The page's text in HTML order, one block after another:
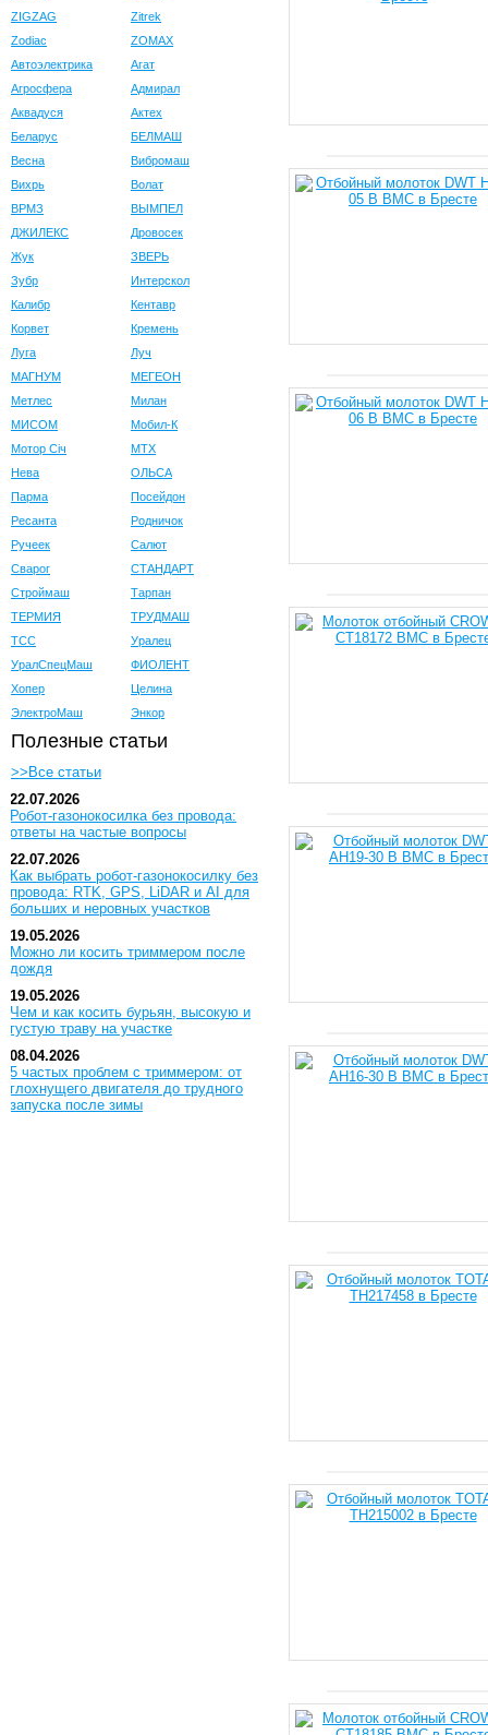
ZIGZAG
Zitrek
Zodiac
ZOMAX
Автоэлектрика
Агат
Агросфера
Адмирал
Аквадуся
Актех
Беларус
БЕЛМАШ
Весна
Вибромаш
Вихрь
Волат
ВРМЗ
ВЫМПЕЛ
ДЖИЛЕКС
Дровосек
Жук
ЗВЕРЬ
Зубр
Интерскол
Калибр
Кентавр
Корвет
Кремень
Луга
Луч
МАГНУМ
МЕГЕОН
Метлес
Милан
МИСОМ
Мобил-К
Мотор Сiч
МТХ
Нева
ОЛЬСА
Парма
Посейдон
Ресанта
Родничок
Ручеек
Салют
Сварог
СТАНДАРТ
Строймаш
Тарпан
ТЕРМИЯ
ТРУДМАШ
ТСС
Уралец
УралСпецМаш
ФИОЛЕНТ
Хопер
Целина
ЭлектроМаш
Энкор
Полезные статьи
>>Все статьи
22.07.2026
Робот-газонокосилка без провода:
ответы на частые вопросы
22.07.2026
Как выбрать робот-газонокосилку без
провода: RTK, GPS, LiDAR и AI для
больших и неровных участков
19.05.2026
Можно ли косить триммером после
дождя
19.05.2026
Чем и как косить бурьян, высокую и
густую траву на участке
08.04.2026
5 частых проблем с триммером: от
глохнущего двигателя до трудного
запуска после зимы